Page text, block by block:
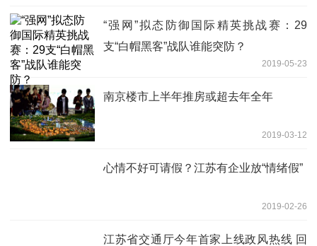
“强网”拟态防御国际精英挑战赛：29
支“白帽黑客”战队谁能突防？
2019-05-23
南京楼市上半年推房或超去年全年
2019-03-12
心情不好可请假？江苏有企业放“情绪假”
2019-02-26
江苏省交通厅今年首家上线政风热线 回